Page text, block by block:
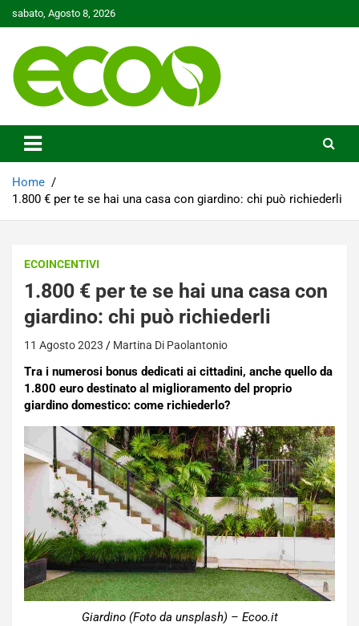
to
sabato, Agosto 8, 2026
Ecoo.it
Home
1.800 € per te se hai una casa con giardino: chi può richiederli
ECOINCENTIVI
1.800 € per te se hai una casa con
giardino: chi può richiederli
11 Agosto 2023 Martina Di Paolantonio
Tra i numerosi bonus dedicati ai cittadini, anche quello da
1.800 euro destinato al miglioramento del proprio
giardino domestico: come richiederlo?
Giardino (Foto da unsplash) – Ecoo.it